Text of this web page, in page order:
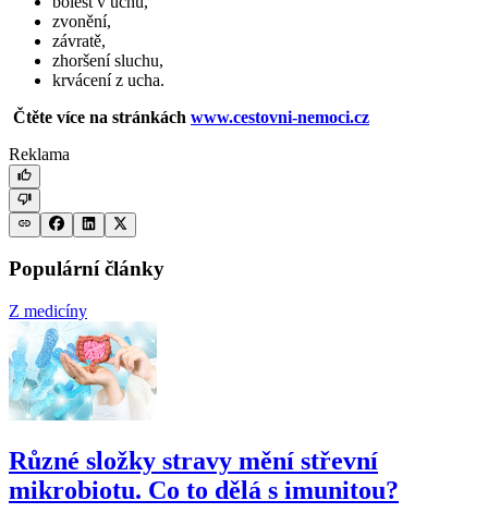
zvonění,
závratě,
zhoršení sluchu,
krvácení z ucha.
Čtěte více na stránkách www.cestovni-nemoci.cz
Reklama
Populární články
Z medicíny
Různé složky stravy mění střevní
mikrobiotu. Co to dělá s imunitou?